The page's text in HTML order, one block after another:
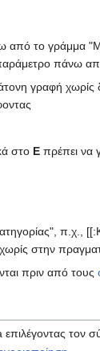
από το γράμμα
παράμετρο πάνω
γραφή
στο Ε πρέπει να
π.χ.,
στην
πριν από τους